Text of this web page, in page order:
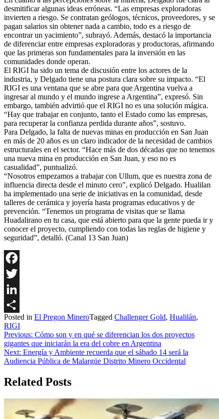
desmitificar algunas ideas erróneas. “Las empresas exploradoras
invierten a riesgo. Se contratan geólogos, técnicos, proveedores, y se
pagan salarios sin obtener nada a cambio, todo es a riesgo de
encontrar un yacimiento”, subrayó. Además, destacó la importancia
de diferenciar entre empresas exploradoras y productoras, afirmando
que las primeras son fundamentales para la inversión en las
comunidades donde operan.
El RIGI ha sido un tema de discusión entre los actores de la
industria, y Delgado tiene una postura clara sobre su impacto. “El
RIGI es una ventana que se abre para que Argentina vuelva a
ingresar al mundo y el mundo ingrese a Argentina”, expresó. Sin
embargo, también advirtió que el RIGI no es una solución mágica.
“Hay que trabajar en conjunto, tanto el Estado como las empresas,
para recuperar la confianza perdida durante años”, sostuvo.
Para Delgado, la falta de nuevas minas en producción en San Juan
en más de 20 años es un claro indicador de la necesidad de cambios
estructurales en el sector. “Hace más de dos décadas que no tenemos
una nueva mina en producción en San Juan, y eso no es
casualidad”, puntualizó.
“Nosotros empezamos a trabajar con Ullum, que es nuestra zona de
influencia directa desde el minuto cero”, explicó Delgado. Hualilan
ha implementado una serie de iniciativas en la comunidad, desde
talleres de cerámica y joyería hasta programas educativos y de
prevención. “Tenemos un programa de visitas que se llama
Huadalirano en tu casa, que está abierto para que la gente pueda ir y
conocer el proyecto, cumpliendo con todas las reglas de higiene y
seguridad”, detalló. (Canal 13 San Juan)
Facebook
Twitter
LinkedIn
Share
Posted in El Pregon MineroTagged Challenger Gold, Hualilán,
RIGI
Navegación
de
entradas
Previous: Cómo son y en qué se diferencian los dos proyectos
gigantes que iniciarán la era del cobre en Argentina
Next: Energía y Ambiente recuerda que el sábado 14 será la
Audiencia Pública de Malargüe Distrito Minero Occidental
Related Posts